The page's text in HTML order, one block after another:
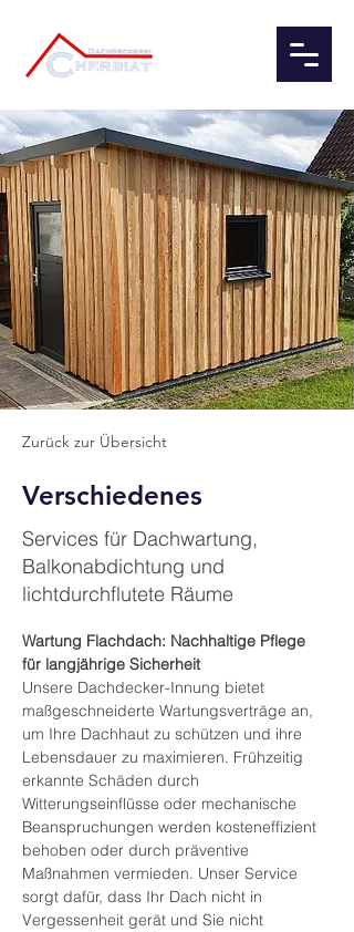
Zurück zur Übersicht
Verschiedenes
Services für Dachwartung,
Balkonabdichtung und
lichtdurchflutete Räume
Wartung Flachdach: Nachhaltige Pflege
für langjährige Sicherheit
Unsere Dachdecker-Innung bietet
maßgeschneiderte Wartungsverträge an,
um Ihre Dachhaut zu schützen und ihre
Lebensdauer zu maximieren. Frühzeitig
erkannte Schäden durch
Witterungseinflüsse oder mechanische
Beanspruchungen werden kosteneffizient
behoben oder durch präventive
Maßnahmen vermieden. Unser Service
sorgt dafür, dass Ihr Dach nicht in
Vergessenheit gerät und Sie nicht